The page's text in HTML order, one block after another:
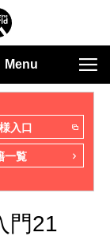
Menu
入口
一覧
門21